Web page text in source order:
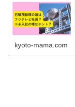
kyoto-mama.com